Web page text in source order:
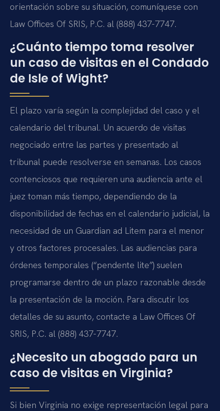
orientación sobre su situación, comuníquese con
Law Offices Of SRIS, P.C. al (888) 437-7747.
¿Cuánto tiempo toma resolver
un caso de visitas en el Condado
de Isle of Wight?
El plazo varía según la complejidad del caso y el
calendario del tribunal. Un acuerdo de visitas
negociado entre las partes y presentado al
tribunal puede resolverse en semanas. Los casos
contenciosos que requieren una audiencia ante el
juez toman más tiempo, dependiendo de la
disponibilidad de fechas en el calendario judicial, la
necesidad de un Guardian ad Litem para el menor
y otros factores procesales. Las audiencias para
órdenes temporales (“pendente lite”) suelen
programarse dentro de un plazo razonable desde
la presentación de la moción. Para discutir los
detalles de su asunto, contacte a Law Offices Of
SRIS, P.C. al (888) 437-7747.
¿Necesito un abogado para un
caso de visitas en Virginia?
Si bien Virginia no exige representación legal para